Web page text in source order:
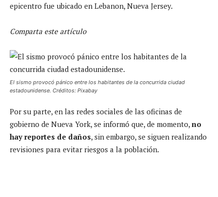
epicentro fue ubicado en Lebanon, Nueva Jersey.
Comparta este artículo
El sismo provocó pánico entre los habitantes de la concurrida ciudad
estadounidense. Créditos: Pixabay
Por su parte, en las redes sociales de las oficinas de
gobierno de Nueva York, se informó que, de momento, no
hay reportes de daños, sin embargo, se siguen realizando
revisiones para evitar riesgos a la población.